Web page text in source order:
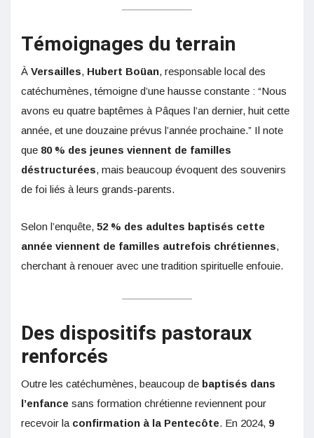
Témoignages du terrain
À Versailles, Hubert Boüan, responsable local des
catéchumènes, témoigne d’une hausse constante : “Nous
avons eu quatre baptêmes à Pâques l’an dernier, huit cette
année, et une douzaine prévus l’année prochaine.” Il note
que 80 % des jeunes viennent de familles
déstructurées, mais beaucoup évoquent des souvenirs
de foi liés à leurs grands-parents.
Selon l’enquête, 52 % des adultes baptisés cette
année viennent de familles autrefois chrétiennes,
cherchant à renouer avec une tradition spirituelle enfouie.
Des dispositifs pastoraux
renforcés
Outre les catéchumènes, beaucoup de baptisés dans
l’enfance sans formation chrétienne reviennent pour
recevoir la confirmation à la Pentecôte. En 2024, 9